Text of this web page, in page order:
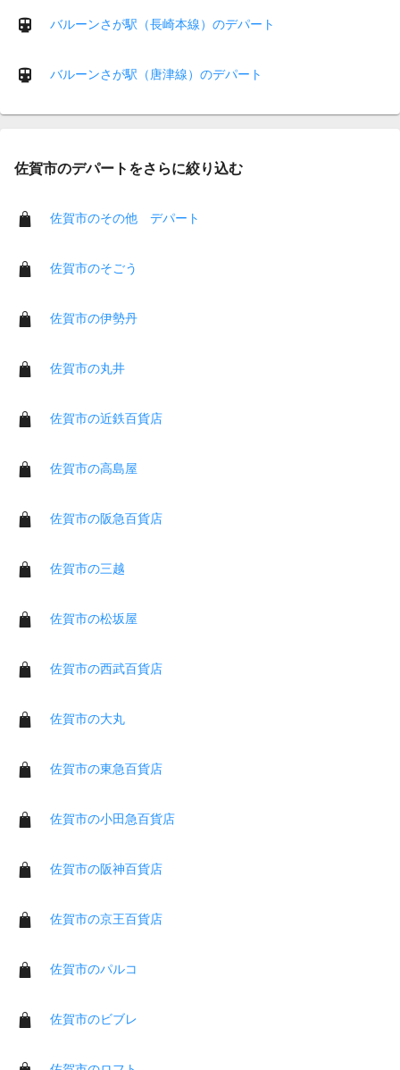
バルーンさが駅（長崎本線）のデパート
バルーンさが駅（唐津線）のデパート
佐賀市のデパートをさらに絞り込む
佐賀市のその他 デパート
佐賀市のそごう
佐賀市の伊勢丹
佐賀市の丸井
佐賀市の近鉄百貨店
佐賀市の高島屋
佐賀市の阪急百貨店
佐賀市の三越
佐賀市の松坂屋
佐賀市の西武百貨店
佐賀市の大丸
佐賀市の東急百貨店
佐賀市の小田急百貨店
佐賀市の阪神百貨店
佐賀市の京王百貨店
佐賀市のパルコ
佐賀市のビブレ